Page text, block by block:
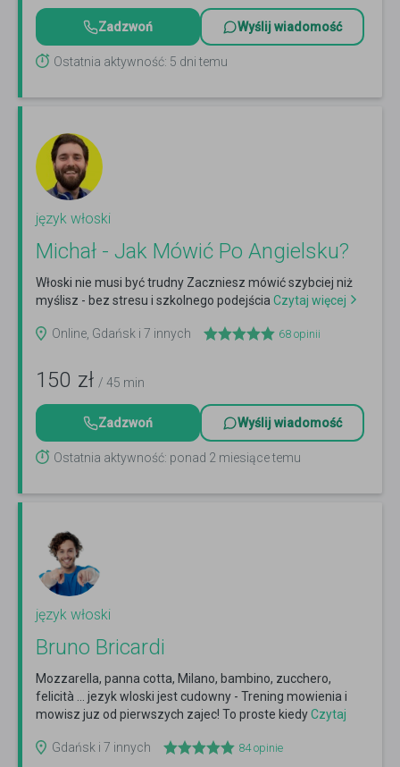
Zadzwoń Wyślij wiadomość
Ostatnia aktywność: 5 dni temu
język włoski
Michał - Jak Mówić Po Angielsku?
Włoski nie musi być trudny Zaczniesz mówić szybciej niż
myślisz - bez stresu i szkolnego podejścia Czytaj więcej
Online, Gdańsk i 7 innych 68 opinii
150 zł / 45 min
Zadzwoń Wyślij wiadomość
Ostatnia aktywność: ponad 2 miesiące temu
język włoski
Bruno Bricardi
Mozzarella, panna cotta, Milano, bambino, zucchero,
felicità ... jezyk wloski jest cudowny - Trening mowienia i
mowisz juz od pierwszych zajec! To proste kiedyCzytaj
Gdańsk i 7 innych
84opinie